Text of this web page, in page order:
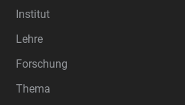
Institut
Lehre
Forschung
Thema